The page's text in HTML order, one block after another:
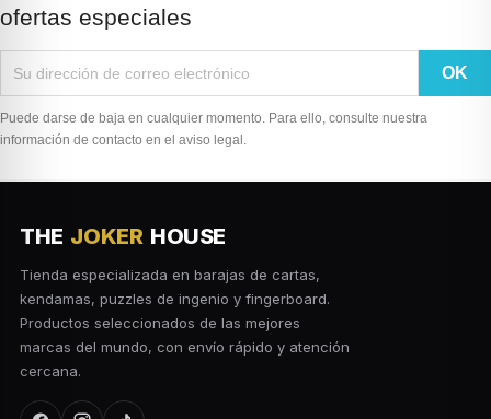
ofertas especiales
Puede darse de baja en cualquier momento. Para ello, consulte nuestra
información de contacto en el aviso legal.
THE JOKER HOUSE
Tienda especializada en barajas de cartas,
kendamas, puzzles de ingenio y fingerboard.
Productos seleccionados de las mejores
marcas del mundo, con envío rápido y atención
cercana.